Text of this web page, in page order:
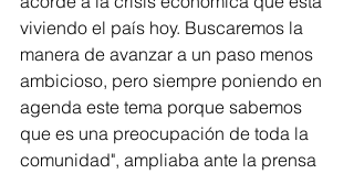
viviendo el país hoy. Buscaremos la
manera de avanzar a un paso menos
ambicioso, pero siempre poniendo en
agenda este tema porque sabemos
que es una preocupación de toda la
comunidad", ampliaba ante la prensa